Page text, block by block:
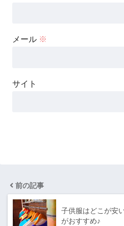
メール ※
サイト
前の記事
子供服はどこが安
がおすすめ♪